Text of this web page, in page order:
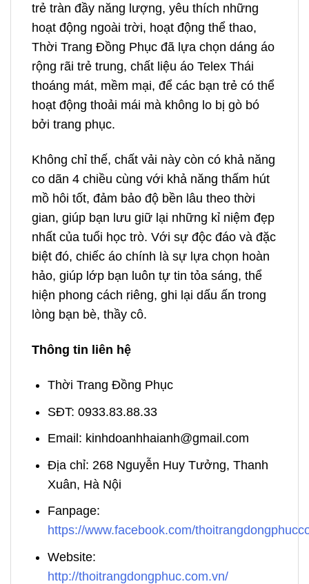
trẻ tràn đầy năng lượng, yêu thích những
hoạt động ngoài trời, hoạt động thể thao,
Thời Trang Đồng Phục đã lựa chọn dáng áo
rộng rãi trẻ trung, chất liệu áo Telex Thái
thoáng mát, mềm mại, để các bạn trẻ có thể
hoạt động thoải mái mà không lo bị gò bó
bởi trang phục.
Không chỉ thế, chất vải này còn có khả năng
co dãn 4 chiều cùng với khả năng thấm hút
mồ hôi tốt, đảm bảo độ bền lâu theo thời
gian, giúp bạn lưu giữ lại những kỉ niệm đẹp
nhất của tuổi học trò. Với sự độc đáo và đặc
biệt đó, chiếc áo chính là sự lựa chọn hoàn
hảo, giúp lớp bạn luôn tự tin tỏa sáng, thể
hiện phong cách riêng, ghi lại dấu ấn trong
lòng bạn bè, thầy cô.
Thông tin liên hệ
Thời Trang Đồng Phục
SĐT: 0933.83.88.33
Email: kinhdoanhhaianh@gmail.com
Địa chỉ: 268 Nguyễn Huy Tưởng, Thanh
Xuân, Hà Nội
Fanpage:
https://www.facebook.com/
Website:
http://thoitrangdongphuc.com.vn/